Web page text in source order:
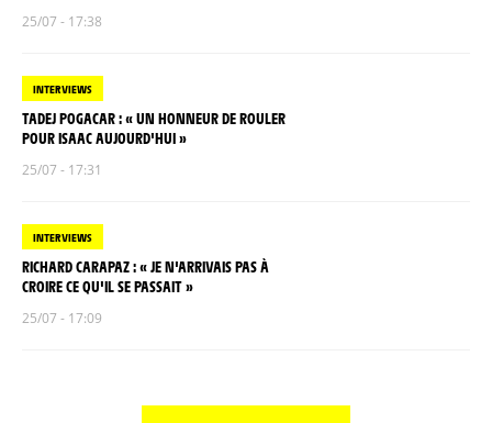
25/07 - 17:38
INTERVIEWS
TADEJ POGACAR : « UN HONNEUR DE ROULER
POUR ISAAC AUJOURD'HUI »
25/07 - 17:31
INTERVIEWS
RICHARD CARAPAZ : « JE N'ARRIVAIS PAS À
CROIRE CE QU'IL SE PASSAIT »
25/07 - 17:09